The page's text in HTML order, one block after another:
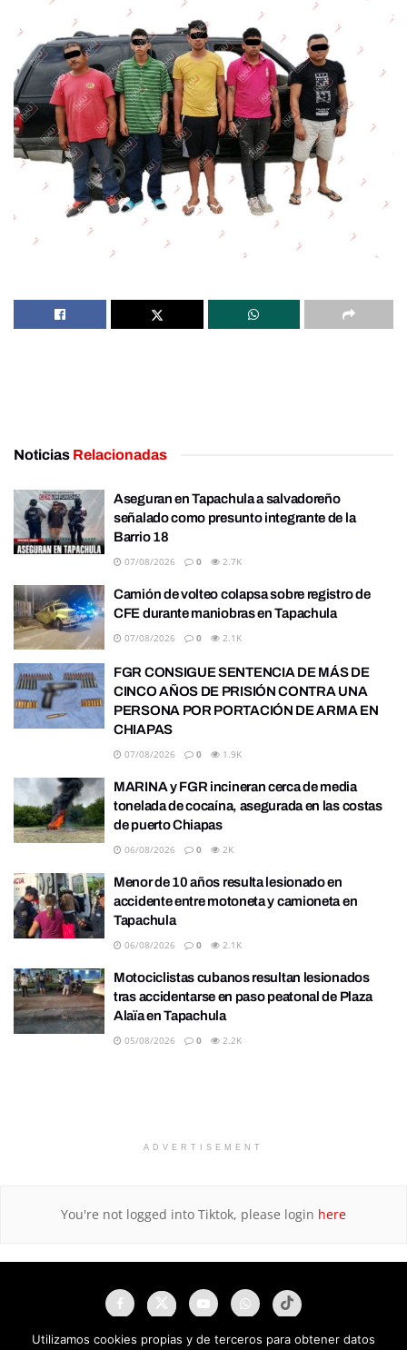
Noticias Relacionadas
Aseguran en Tapachula a salvadoreño
señalado como presunto integrante de la
Barrio 18
07/08/2026 0 2.7K
Camión de volteo colapsa sobre registro de
CFE durante maniobras en Tapachula
07/08/2026 0 2.1K
FGR CONSIGUE SENTENCIA DE MÁS DE
CINCO AÑOS DE PRISIÓN CONTRA UNA
PERSONA POR PORTACIÓN DE ARMA EN
CHIAPAS
07/08/2026 0 1.9K
MARINA y FGR incineran cerca de media
tonelada de cocaína, asegurada en las costas
de puerto Chiapas
06/08/2026 0 2K
Menor de 10 años resulta lesionado en
accidente entre motoneta y camioneta en
Tapachula
06/08/2026 0 2.1K
Motociclistas cubanos resultan lesionados
tras accidentarse en paso peatonal de Plaza
Alaïa en Tapachula
05/08/2026 0 2.2K
ADVERTISEMENT
You're not logged into Tiktok, please login here
Utilizamos cookies propias y de terceros para obtener datos